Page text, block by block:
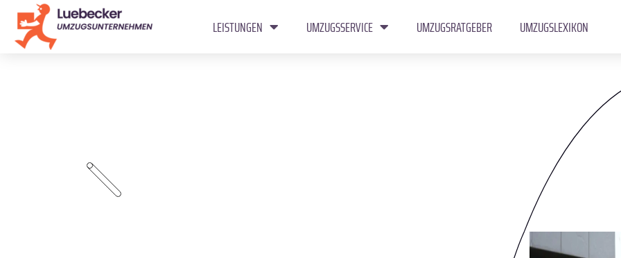
LEISTUNGEN UMZUGSSERVICE UMZUGSRATGEBER UMZUGSLEXIKON